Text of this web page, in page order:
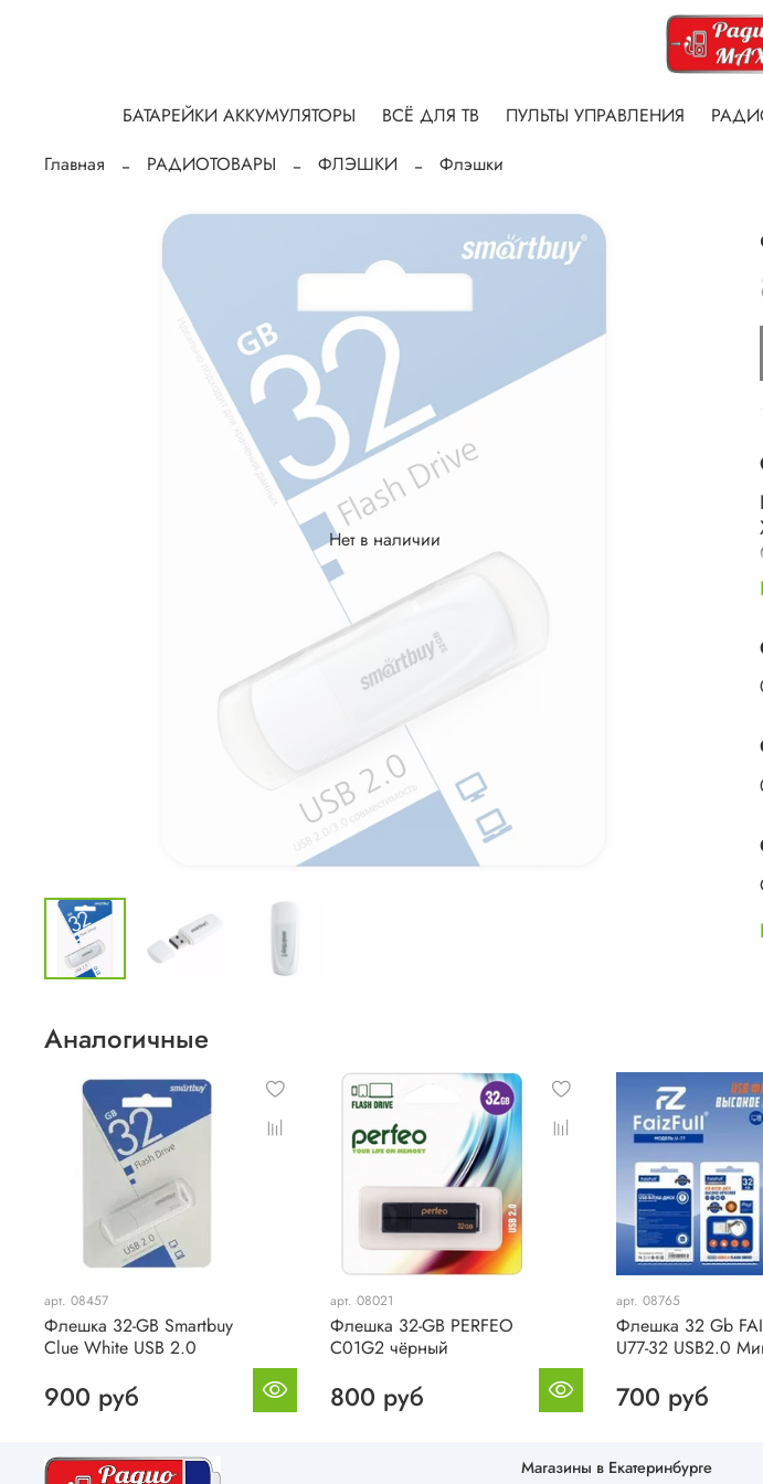
БАТАРЕЙКИ АККУМУЛЯТОРЫ ВСЁ ДЛЯ ТВ ПУЛЬТЫ УПРАВЛЕНИЯ
Главная
РАДИОТОВАРЫ ФЛЭШКИ Флэшки
Нет в наличии
Аналогичные
арт. 08457
Флешка 32-GB Smartbuy
Clue White USB 2.0
900 руб
арт. 08021
Флешка 32-GB PERFEO
C01G2 чёрный
800 руб
арт. 08765
Флешка 32 Gb
U77-32 USB2.0
700 руб
Магазины в Екатеринбурге